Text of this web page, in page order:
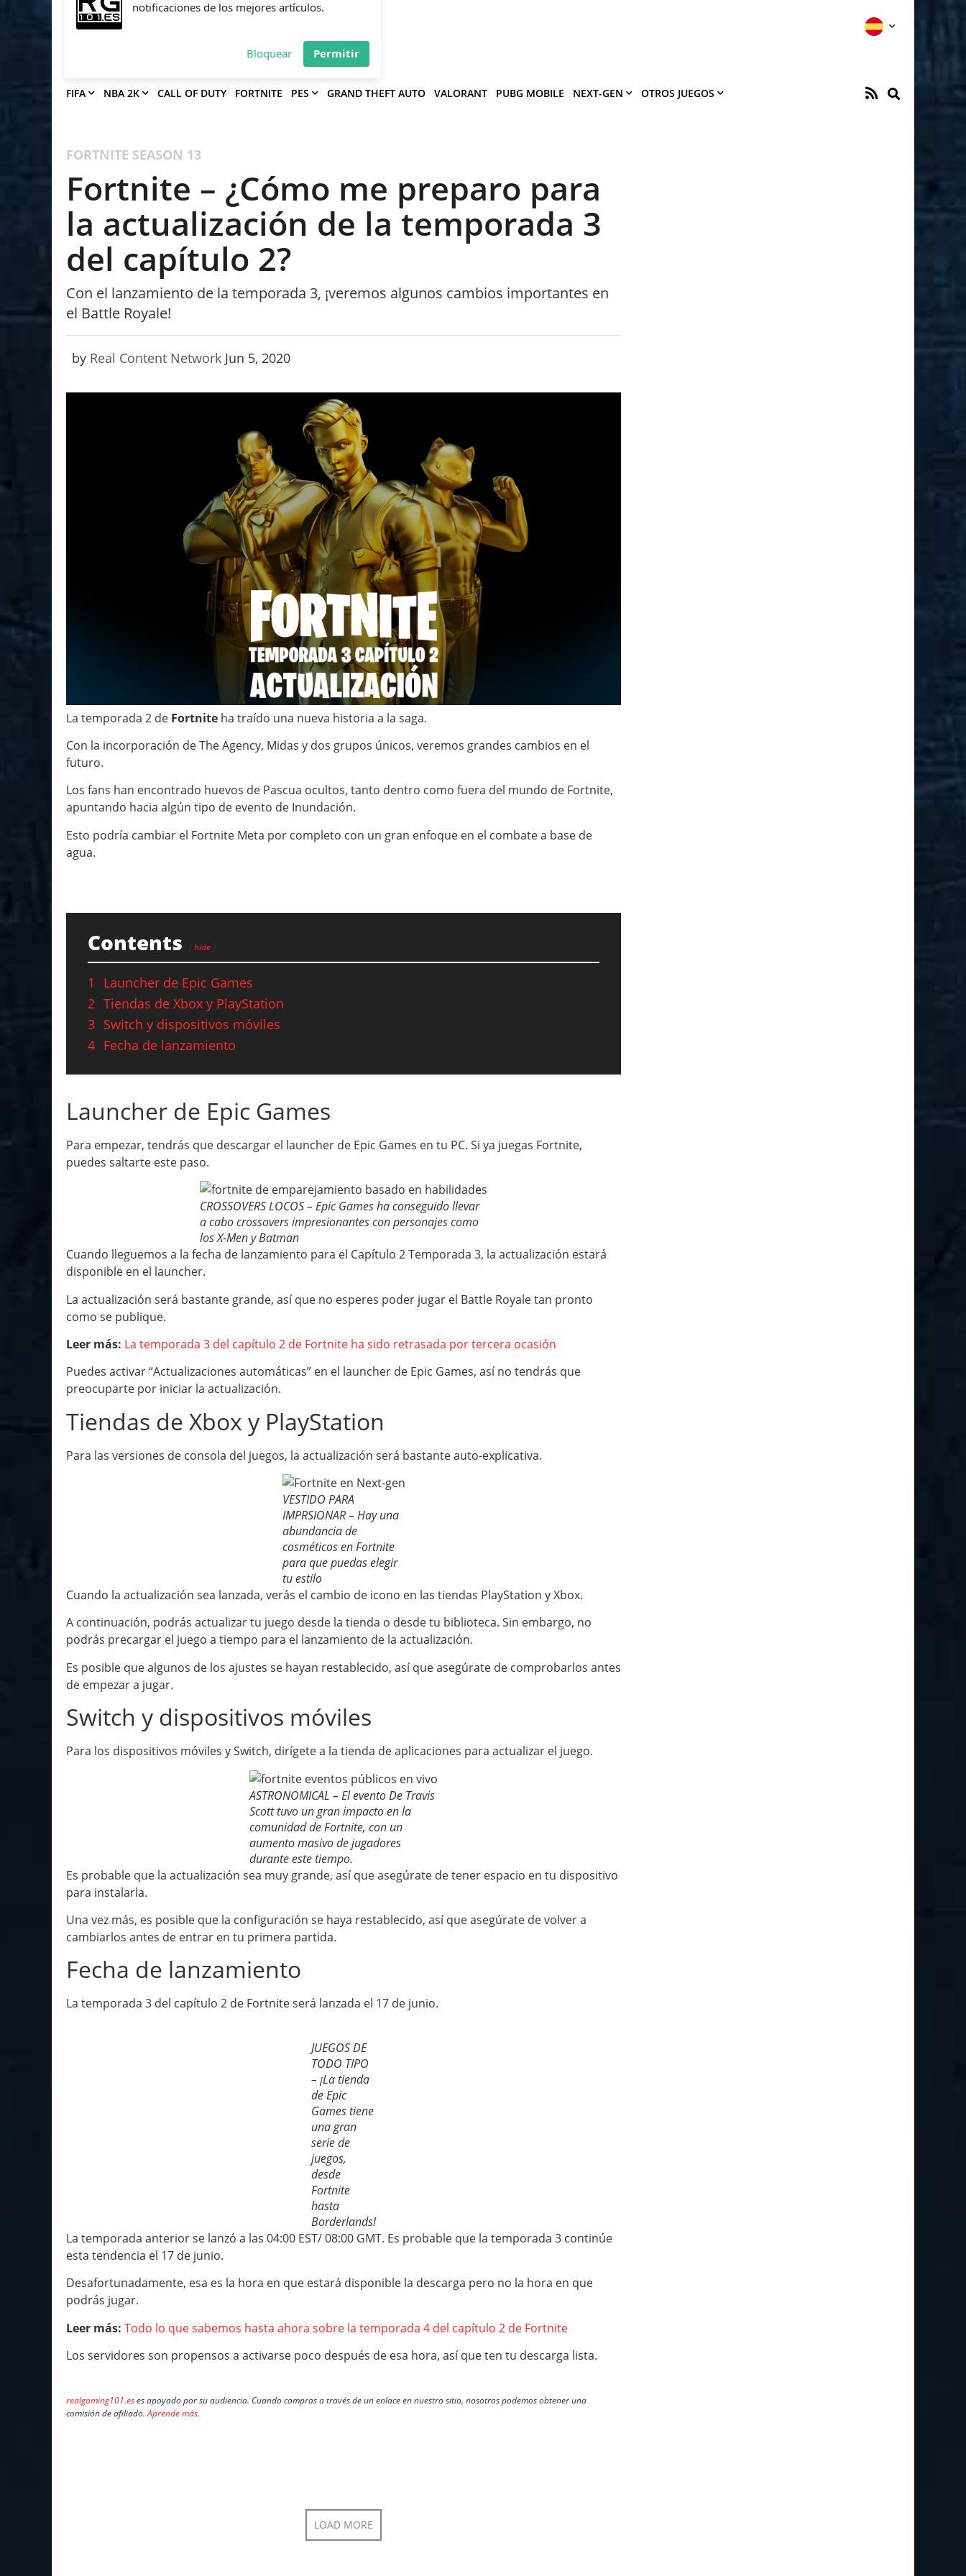
FIFA NBA 2K CALL OF DUTY FORTNITE PES GRAND THEFT AUTO VALORANT PUBG MOBILE NEXT-GEN OTROS JUEGOS
FORTNITE SEASON 13
Fortnite – ¿Cómo me preparo para
la actualización de la temporada 3
del capítulo 2?
Con el lanzamiento de la temporada 3, ¡veremos algunos cambios importantes en
el Battle Royale!
by Real Content Network Jun 5, 2020
La temporada 2 de Fortnite ha traído una nueva historia a la saga.
Con la incorporación de The Agency, Midas y dos grupos únicos, veremos grandes cambios en el
futuro.
Los fans han encontrado huevos de Pascua ocultos, tanto dentro como fuera del mundo de Fortnite,
apuntando hacia algún tipo de evento de Inundación.
Esto podría cambiar el Fortnite Meta por completo con un gran enfoque en el combate a base de
agua.
Contents hide
1
Launcher de Epic Games
2 Tiendas de Xbox y PlayStation
3 Switch y dispositivos móviles
4 Fecha de lanzamiento
Launcher de Epic Games
Para empezar, tendrás que descargar el launcher de Epic Games en tu PC. Si ya juegas Fortnite,
puedes saltarte este paso.
CROSSOVERS LOCOS – Epic Games ha conseguido llevar
a cabo crossovers impresionantes con personajes como
los X-Men y Batman
Cuando lleguemos a la fecha de lanzamiento para el Capítulo 2 Temporada 3, la actualización estará
disponible en el launcher.
La actualización será bastante grande, así que no esperes poder jugar el Battle Royale tan pronto
como se publique.
Leer más: La temporada 3 del capítulo 2 de Fortnite ha sido retrasada por tercera ocasión
Puedes activar “Actualizaciones automáticas” en el launcher de Epic Games, así no tendrás que
preocuparte por iniciar la actualización.
Tiendas de Xbox y PlayStation
Para las versiones de consola del juegos, la actualización será bastante auto-explicativa.
VESTIDO PARA
IMPRSIONAR – Hay una
abundancia de
cosméticos en Fortnite
para que puedas elegir
tu estilo
Cuando la actualización sea lanzada, verás el cambio de icono en las tiendas PlayStation y Xbox.
A continuación, podrás actualizar tu juego desde la tienda o desde tu biblioteca. Sin embargo, no
podrás precargar el juego a tiempo para el lanzamiento de la actualización.
Es posible que algunos de los ajustes se hayan restablecido, así que asegúrate de comprobarlos antes
de empezar a jugar.
Switch y dispositivos móviles
Para los dispositivos móviles y Switch, dirígete a la tienda de aplicaciones para actualizar el juego.
ASTRONOMICAL – El evento De Travis
Scott tuvo un gran impacto en la
comunidad de Fortnite, con un
aumento masivo de jugadores
durante este tiempo.
Es probable que la actualización sea muy grande, así que asegúrate de tener espacio en tu dispositivo
para instalarla.
Una vez más, es posible que la configuración se haya restablecido, así que asegúrate de volver a
cambiarlos antes de entrar en tu primera partida.
Fecha de lanzamiento
La temporada 3 del capítulo 2 de Fortnite será lanzada el 17 de junio.
JUEGOS DE
TODO TIPO
– ¡La tienda
de Epic
Games tiene
una gran
serie de
juegos,
desde
Fortnite
hasta
Borderlands!
La temporada anterior se lanzó a las 04:00 EST/ 08:00 GMT. Es probable que la temporada 3 continúe
esta tendencia el 17 de junio.
Desafortunadamente, esa es la hora en que estará disponible la descarga pero no la hora en que
podrás jugar.
Leer más: Todo lo que sabemos hasta ahora sobre la temporada 4 del capítulo 2 de Fortnite
Los servidores son propensos a activarse poco después de esa hora, así que ten tu descarga lista.
realgaming101.eses apoyado por su audiencia. Cuando compras a través de un enlace en nuestro sitio, nosotros podemos obtener una
comisión de afiliado.Aprende más.
LOAD MORE